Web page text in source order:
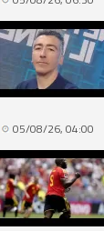
05/08/26, 04:00